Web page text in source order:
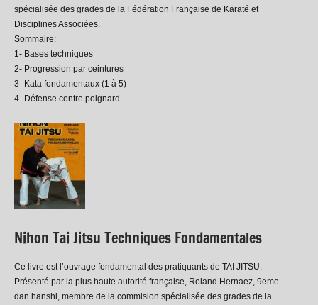
spécialisée des grades de la Fédération Française de Karaté et
Disciplines Associées.
Sommaire:
1- Bases techniques
2- Progression par ceintures
3- Kata fondamentaux (1 à 5)
4- Défense contre poignard
Nihon Tai Jitsu Techniques Fondamentales
Ce livre est l’ouvrage fondamental des pratiquants de TAI JITSU.
Présenté par la plus haute autorité française, Roland Hernaez, 9eme
dan hanshi, membre de la commision spécialisée des grades de la